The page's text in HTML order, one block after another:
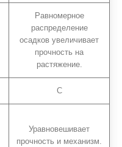
Равномерное
распределение
осадков увеличивает
прочность на
растяжение.
С
Уравновешивает
прочность и механизм.